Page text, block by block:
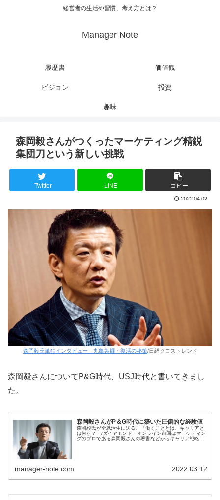
経営者の生活や習慣、考え方とは？
Manager Note
履歴書 価値観
ビジョン 投資
趣味
森岡毅さんがつくったマーケティング精鋭
集団刀という新しい挑戦
Twitter LINE コピー
2022.04.02
森岡毅氏単独インタビュー 丸亀製麺・復活の秘策/日経クロストレンド
森岡毅さんについてP&G時代、USJ時代と書いてきまし
た。
森岡毅さんがP＆G時代に築いた圧倒的な経験値
森岡毅氏が全就活生に送る、「働くこととは、キャリアと
は何か？」/ダイヤモンド・オンライン前回はマーケティン
グのプロである森岡毅さんの著書などからキャリア戦略に
manager-note.com 2022.03.12